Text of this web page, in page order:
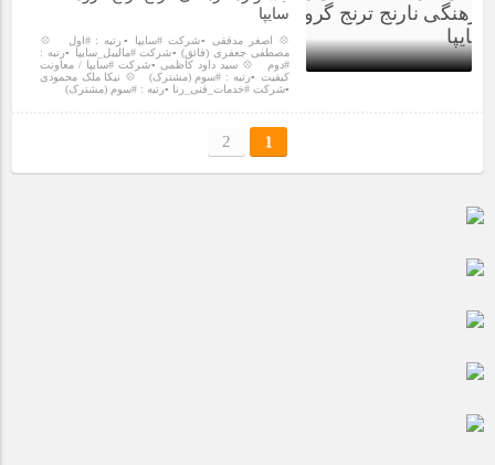
سایپا
💠 اصغر مدققی ▫️شرکت #سایپا ▫️رتبه : #اول 💠
مصطفی جعفری (فائق) ▫️شرکت #مالیبل_سایپا ▫️رتبه :
#دوم 💠 سید داود کاظمی ▫️شرکت #سایپا / معاونت
کیفیت ▫️رتبه : #سوم (مشترک) 💠 نیکا ملک محمودی
▫️شرکت #خدمات_فنی_رنا ▫️رتبه : #سوم (مشترک)
1
2